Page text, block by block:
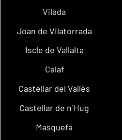
Vilada
Joan de Vilatorrada
Iscle de Vallalta
Calaf
Castellar del Vallès
Castellar de n´Hug
Masquefa